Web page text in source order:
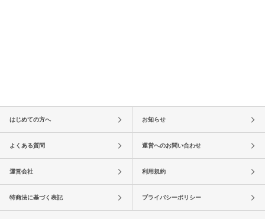
はじめての方へ お知らせ
よくある質問 運営へのお問い合わせ
運営会社 利用規約
特商法に基づく表記 プライバシーポリシー